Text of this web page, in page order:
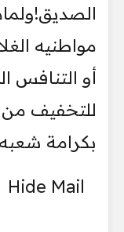
مواطنيه
أو التنافس
للتخفيف من
بكرامة
Hide Mail